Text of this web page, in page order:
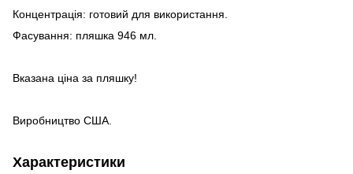
Концентрація: готовий для використання.
Фасування: пляшка 946 мл.
Вказана ціна за пляшку!
Виробництво США.
Характеристики